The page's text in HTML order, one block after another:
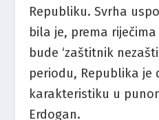
Republiku. Svrha
bila je, prema
bude ‘zaštitnik
periodu, Republika je
karakteristiku u
Erdogan.